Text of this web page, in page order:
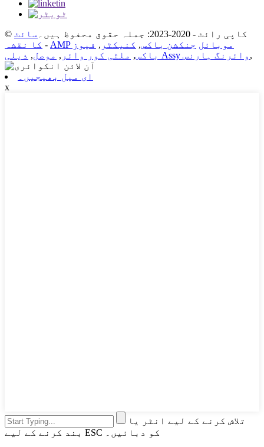
© کاپی رائٹ - 2020-2023: جملہ حقوق محفوظ ہیں۔
سائٹ
کا نقشہ - AMP موبائل جنکشن باکس, کنیکٹر , فیوز
باکس, ملٹی کور وائر , موصل, ذیلی Assy وائرنگ ہارنس ,
ای میل بھیجیں۔
x
تلاش کرنے کے لیے انٹر یا
بند کرنے کے لیے ESC کو دبائیں۔